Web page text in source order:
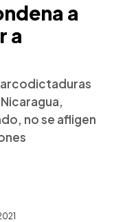
a
a
no se afligen